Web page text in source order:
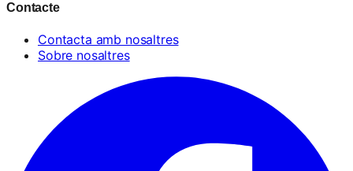
Contacte
Contacta amb nosaltres
Sobre nosaltres